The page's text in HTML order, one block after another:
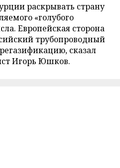
раскрывать страну
«голубого
Европейская сторона
трубопроводный
сказал
Игорь Юшков.